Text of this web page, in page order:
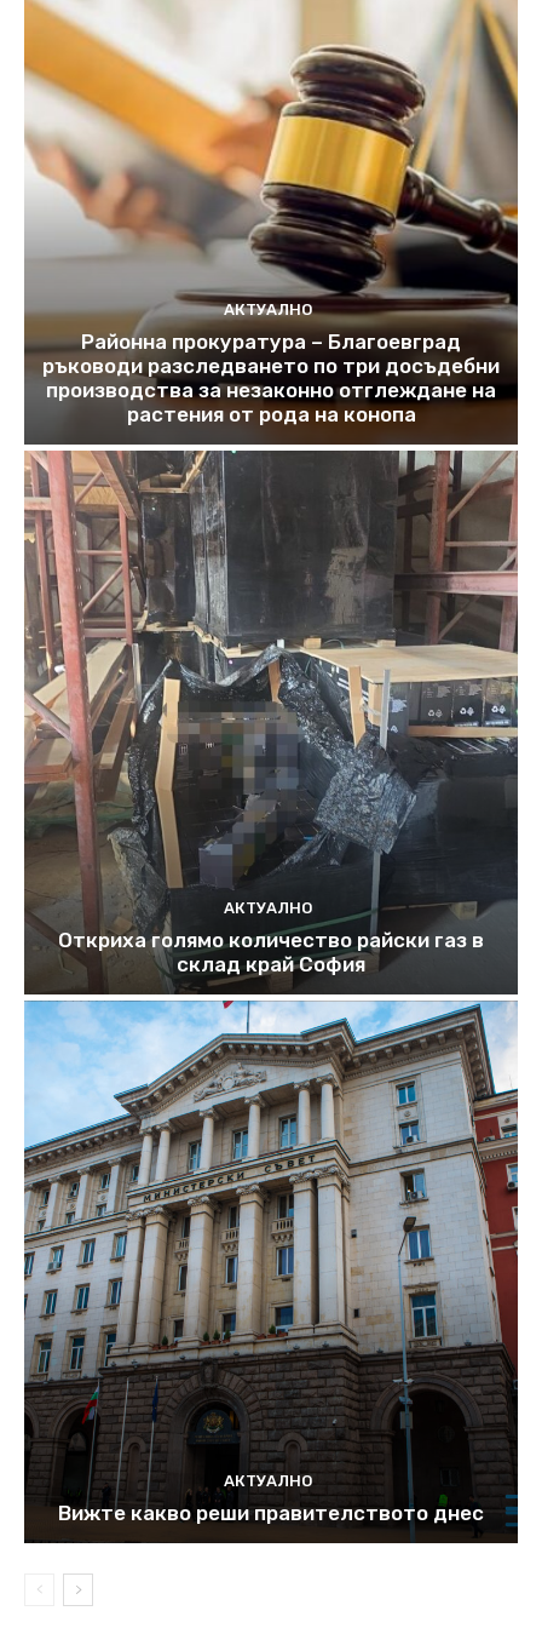
АКТУАЛНО
Районна прокуратура – Благоевград
ръководи разследването по три досъдебни
производства за незаконно отглеждане на
растения от рода на конопа
АКТУАЛНО
Откриха голямо количество райски газ в
склад край София
АКТУАЛНО
Вижте какво реши правителството днес